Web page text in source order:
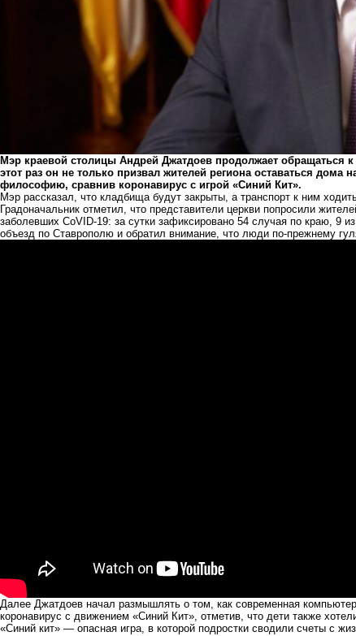
Мэр краевой столицы Андрей Джатдоев продолжает обращаться
этот раз он не только призвал жителей региона оставаться дома
философию, сравнив коронавирус с игрой «Синий Кит».
Мэр рассказал, что кладбища будут закрыты, а транспорт к ним
Градоначальник отметил, что представители церкви попросили
заболевших CoVID-19: за сутки зафиксировано 54 случая по краю, 9
объезд по Ставрополю и обратил внимание, что люди по-прежнему
Далее Джатдоев начал размышлять о том, как современная
коронавирус с движением «Синий Кит», отметив, что дети также
«Синий кит» — опасная игра, в которой подростки сводили счеты с